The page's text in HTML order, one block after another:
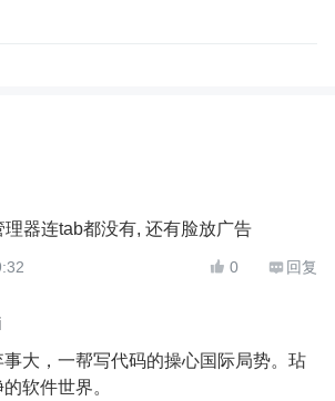
理器连tab都没有, 还有脸放广告
 0  回复
大，一帮写代码的操心国际局势。玷
软件世界。